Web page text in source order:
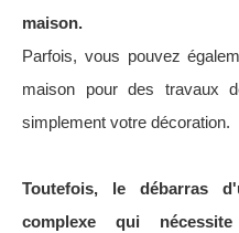
maison.
Parfois, vous pouvez
maison pour des travaux
simplement votre décoration.
Toutefois, le débarras
complexe qui